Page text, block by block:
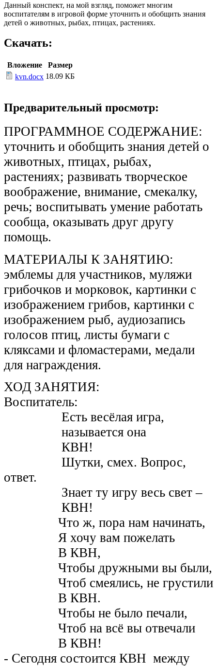
Данный конспект, на мой взгляд, поможет многим
воспитателям в игровой форме уточнить и обобщить знания
детей о животных, рыбах, птицах, растениях.
Скачать:
Вложение
Размер
kvn.docx 18.09 КБ
Предварительный просмотр:
ПРОГРАММНОЕ СОДЕРЖАНИЕ:
уточнить и обобщить знания детей о
животных, птицах, рыбах,
растениях; развивать творческое
воображение, внимание, смекалку,
речь; воспитывать умение работать
сообща, оказывать друг другу
помощь.
МАТЕРИАЛЫ К ЗАНЯТИЮ:
эмблемы для участников, муляжи
грибочков и морковок, картинки с
изображением грибов, картинки с
изображением рыб, аудиозапись
голосов птиц, листы бумаги с
кляксами и фломастерами, медали
для награждения.
ХОД ЗАНЯТИЯ:
Воспитатель:
Есть весёлая игра,
называется она
КВН!
Шутки, смех. Вопрос,
ответ.
Знает ту игру весь свет –
КВН!
Что ж, пора нам начинать,
Я хочу вам пожелать
В КВН,
Чтобы дружными вы были,
Чтоб смеялись, не грустили
В КВН.
Чтобы не было печали,
Чтоб на всё вы отвечали
В КВН!
- Сегодня состоится КВН между